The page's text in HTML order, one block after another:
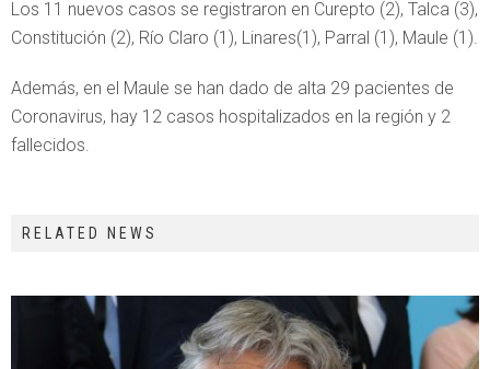
Los 11 nuevos casos se registraron en Curepto (2), Talca (3),
Constitución (2), Río Claro (1), Linares(1), Parral (1), Maule (1).
Además, en el Maule se han dado de alta 29 pacientes de
Coronavirus, hay 12 casos hospitalizados en la región y 2
fallecidos.
RELATED NEWS